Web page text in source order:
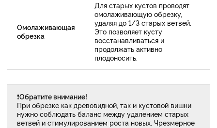
Омолаживающая
обрезка
Для старых кустов проводят
омолаживающую обрезку,
удаляя до 1/3 старых ветвей.
Это позволяет кусту
восстанавливаться и
продолжать активно
плодоносить.
❗Обратите внимание!
При обрезке как древовидной, так и кустовой вишни
нужно соблюдать баланс между удалением старых
ветвей и стимулированием роста новых. Чрезмерное